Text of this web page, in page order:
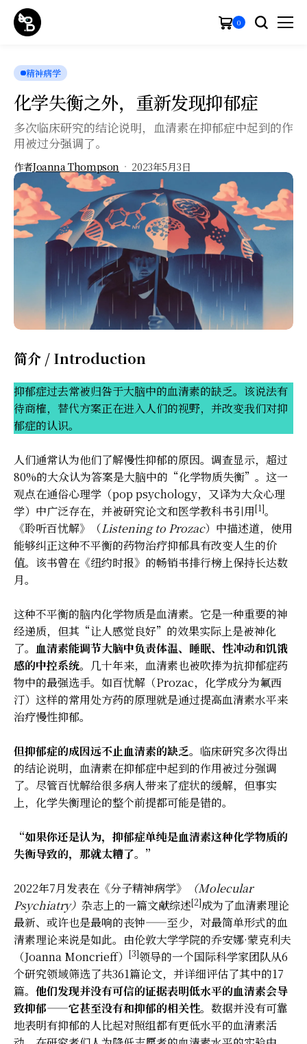
0
精神病学
化学失衡之外，重新发现抑郁症
多次临床研究的结论说明，血清素在抑郁症中起到的作
用被过分强调了。
作者Joanna Thompson 2023年5月3日
简介 / Introduction
抑郁症过去常被归咎于大脑中的血清素的缺乏。该说法有
待商榷，替代方案正在进入人们的视野，并改变我们对抑
郁症的认识。
人们通常认为他们了解慢性抑郁的原因。调查显示，超过
80%的大众认为答案是大脑中的“化学物质失衡”。这一
观点在通俗心理学（pop psychology，又译为大众心理
学）中广泛存在，并被研究论文和医学教科书引用[1]。
《聆听百忧解》（Listening to Prozac）中描述道，使用
能够纠正这种不平衡的药物治疗抑郁具有改变人生的价
值。该书曾在《纽约时报》的畅销书排行榜上保持长达数
月。
这种不平衡的脑内化学物质是血清素。它是一种重要的神
经递质，但其“让人感觉良好”的效果实际上是被神化
了。 血清素能调节大脑中负责体温、睡眠、性冲动和饥饿
感的中控系统。 几十年来，血清素也被吹捧为抗抑郁症药
物中的最强选手。如百忧解（Prozac，化学成分为氟西
汀）这样的常用处方药的原理就是通过提高血清素水平来
治疗慢性抑郁。
但抑郁症的成因远不止血清素的缺乏。 临床研究多次得出
的结论说明，血清素在抑郁症中起到的作用被过分强调
了。尽管百忧解给很多病人带来了症状的缓解，但事实
上，化学失衡理论的整个前提都可能是错的。
“如果你还是认为，抑郁症单纯是血清素这种化学物质的
失衡导致的，那就太糟了。”
2022年7月发表在《分子精神病学》
（Molecular
Psychiatry） 杂志上的一篇文献综述[2]成为了血清素理论
最新、或许也是最响的丧钟——至少，对最简单形式的血
清素理论来说是如此。由伦敦大学学院的乔安娜·蒙克利夫
（Joanna Moncrieff） [3]领导的一个国际科学家团队从6
个研究领域筛选了共361篇论文，并详细评估了其中的17
篇。 他们发现并没有可信的证据表明低水平的血清素会导
致抑郁——它甚至没有和抑郁的相关性。 数据并没有可靠
地表明有抑郁的人比起对照组都有更低水平的血清素活